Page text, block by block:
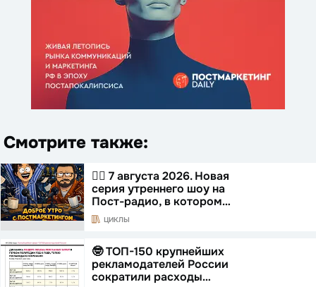
Смотрите также:
☝🏻 7 августа 2026. Новая
серия утреннего шоу на
Пост-радио, в котором…
ЦИКЛЫ
🤓 ТОП-150 крупнейших
рекламодателей России
сократили расходы…